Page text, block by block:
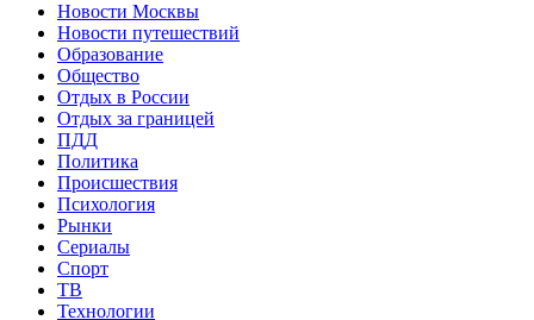
Новости Москвы
Новости путешествий
Образование
Общество
Отдых в России
Отдых за границей
ПДД
Политика
Происшествия
Психология
Рынки
Сериалы
Спорт
ТВ
Технологии